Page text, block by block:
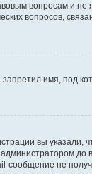
вопросам и не
вопросов,
имя, под
вы указали,
до
сообщение не